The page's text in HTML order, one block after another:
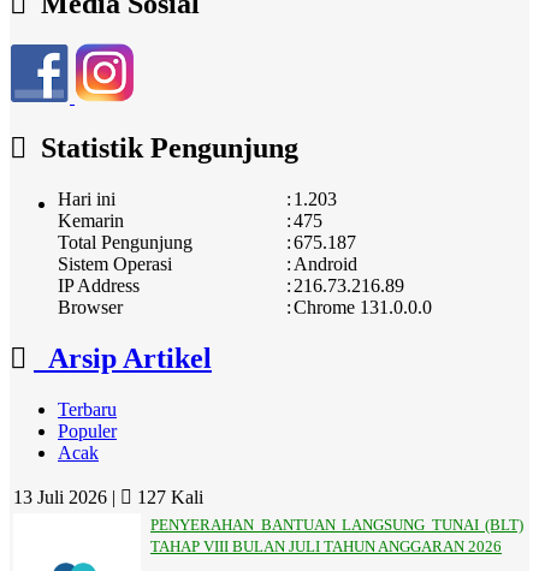
Statistik Pengunjung
Hari ini : 1.203
Kemarin
:475
Total Pengunjung
:675.187
Sistem Operasi
: Android
IP Address
: 216.73.216.89
Browser
:Chrome 131.0.0.0
Arsip Artikel
Terbaru
Populer
Acak
13 Juli 2026 | 127 Kali
PENYERAHAN BANTUAN LANGSUNG TUNAI (BLT)
TAHAP VIII BULAN JULI TAHUN ANGGARAN 2026